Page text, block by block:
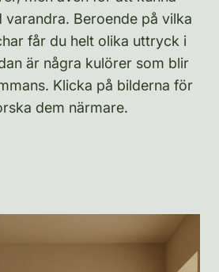
varandra. Beroende på vilka
får du helt olika uttryck i
är några kulörer som blir
Klicka på bilderna för
dem närmare.